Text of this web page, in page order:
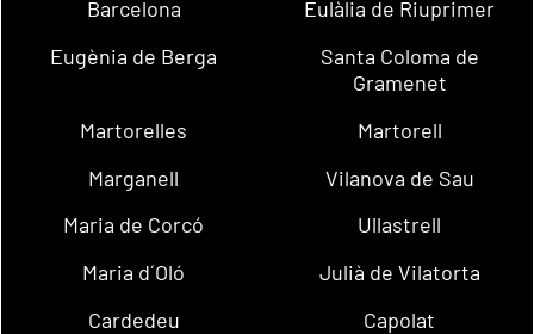
Barcelona
Eulàlia de Riuprimer
Eugènia de Berga
Santa Coloma de
Gramenet
Martorelles
Martorell
Marganell
Vilanova de Sau
Maria de Corcó
Ullastrell
Maria d´Oló
Julià de Vilatorta
Cardedeu
Capolat